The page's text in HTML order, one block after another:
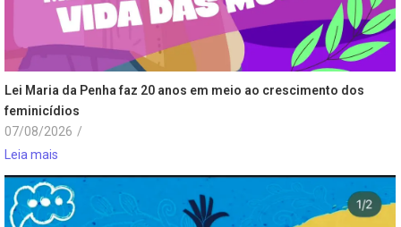
Lei Maria da Penha faz 20 anos em meio ao crescimento dos
feminicídios
07/08/2026 /
Leia mais